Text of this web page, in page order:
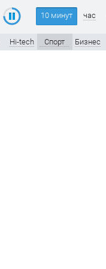
10 минут час
Hi-tech Спорт Бизнес